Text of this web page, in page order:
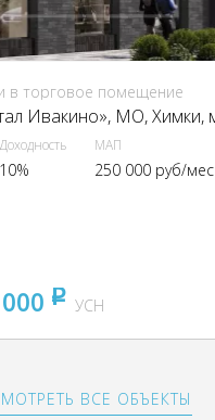
в торговое помещение
Доходность
10%
МАП
250 000 руб/мес
pуб
УСН
ВСЕ ОБЪЕКТЫ